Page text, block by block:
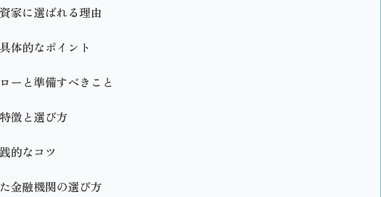
家に選ばれる理由
体的なポイント
ーと準備すべきこと
徴と選び方
的なコツ
金融機関の選び方